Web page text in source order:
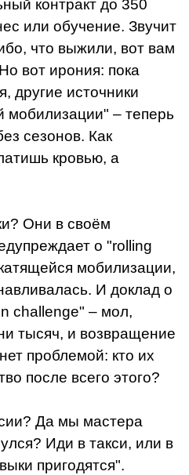
контракт до 350
или обучение. Звучит
что выжили, вот вам
вот ирония: пока
другие источники
мобилизации" – теперь
сезонов. Как
кровью, а
Они в своём
о "rolling
мобилизации,
И доклад о
challenge" – мол,
тысяч, и возвращение
проблемой: кто их
после всего этого?
Да мы мастера
Иди в такси, или в
пригодятся".